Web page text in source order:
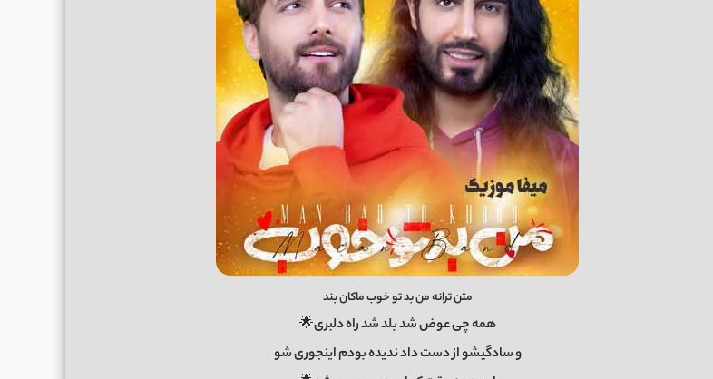
متن ترانه من بد تو خوب ماکان بند
همه چی عوض شد بلد شد راه دلبری🌟
و سادگیشو از دست داد ندیده بودم اینجوری شو